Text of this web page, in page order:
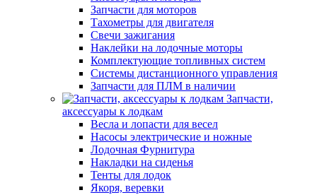
Запчасти для моторов
Тахометры для двигателя
Свечи зажигания
Наклейки на лодочные моторы
Комплектующие топливных систем
Системы дистанционного управления
Запчасти для ПЛМ в наличии
Запчасти,
аксессуары к лодкам
Весла и лопасти для весел
Насосы электрические и ножные
Лодочная Фурнитура
Накладки на сиденья
Тенты для лодок
Якоря, веревки